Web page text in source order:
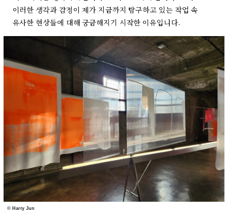
이러한 생각과 감정이 제가 지금까지 탐구하고 있는 작업 속
유사한 현상들에 대해 궁금해지기 시작한 이유입니다.
© Harry Jun